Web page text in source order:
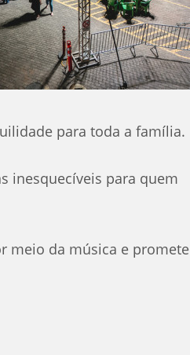
para toda a família.
inesquecíveis para quem
meio da música e promete